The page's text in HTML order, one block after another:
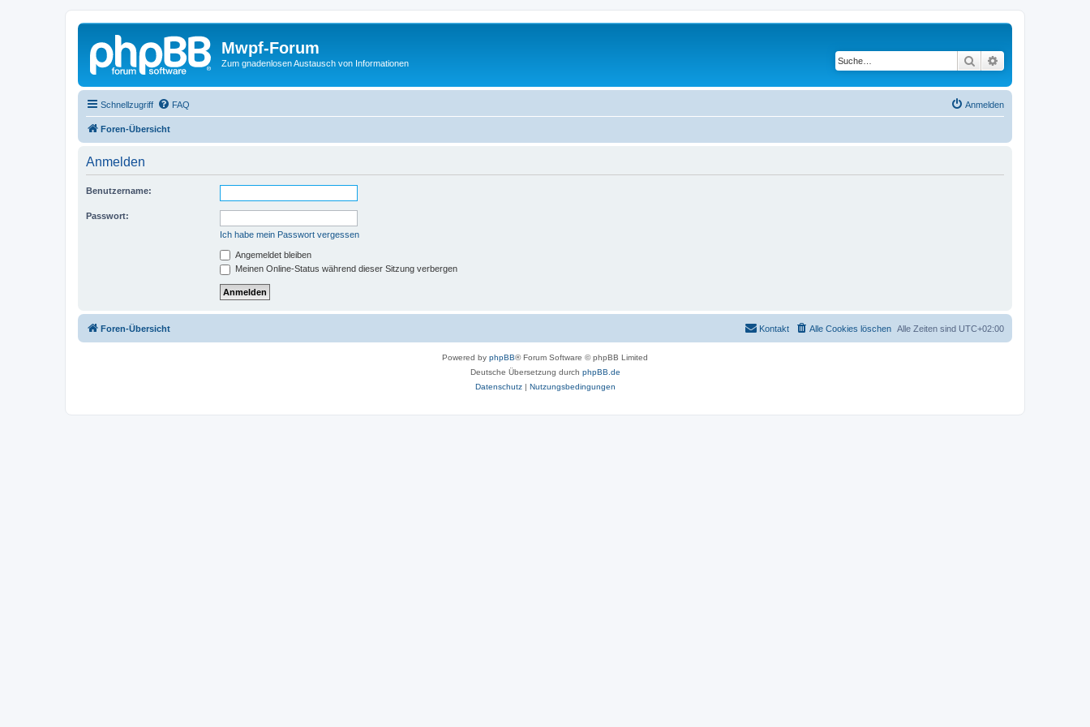
Mwpf-Forum
Zum gnadenlosen Austausch von Informationen Suche
Schnellzugriff FAQ Anmelden
Foren-Übersicht
Anmelden
Benutzername:
Passwort:
Ich habe mein Passwort vergessen
Angemeldet bleiben
Meinen Online-Status während dieser Sitzung verbergen
Foren-Übersicht Alle Zeiten sind UTC+02:00
Alle Cookies löschen
Kontakt
Powered by phpBB® Forum Software © phpBB Limited
Deutsche Übersetzung durch phpBB.de
Datenschutz| Nutzungsbedingungen